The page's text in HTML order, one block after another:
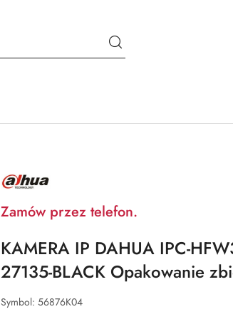
NAZWA
PRODUCENTA:
Zamów przez telefon.
KAMERA IP DAHUA IPC-
27135-BLACK Opakowanie
Symbol: 56876K04